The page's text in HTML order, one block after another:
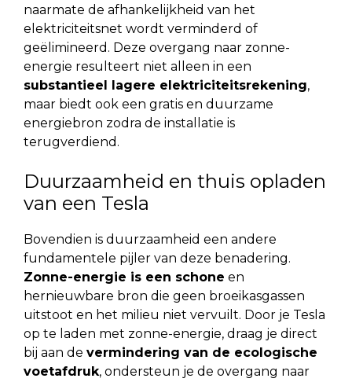
naarmate de afhankelijkheid van het
elektriciteitsnet wordt verminderd of
geëlimineerd. Deze overgang naar zonne-
energie resulteert niet alleen in een
substantieel lagere elektriciteitsrekening,
maar biedt ook een gratis en duurzame
energiebron zodra de installatie is
terugverdiend.
Duurzaamheid en thuis opladen
van een Tesla
Bovendien is duurzaamheid een andere
fundamentele pijler van deze benadering.
Zonne-energie is een schone en
hernieuwbare bron die geen broeikasgassen
uitstoot en het milieu niet vervuilt. Door je Tesla
op te laden met zonne-energie, draag je direct
bij aan de vermindering van de ecologische
voetafdruk, ondersteun je de overgang naar